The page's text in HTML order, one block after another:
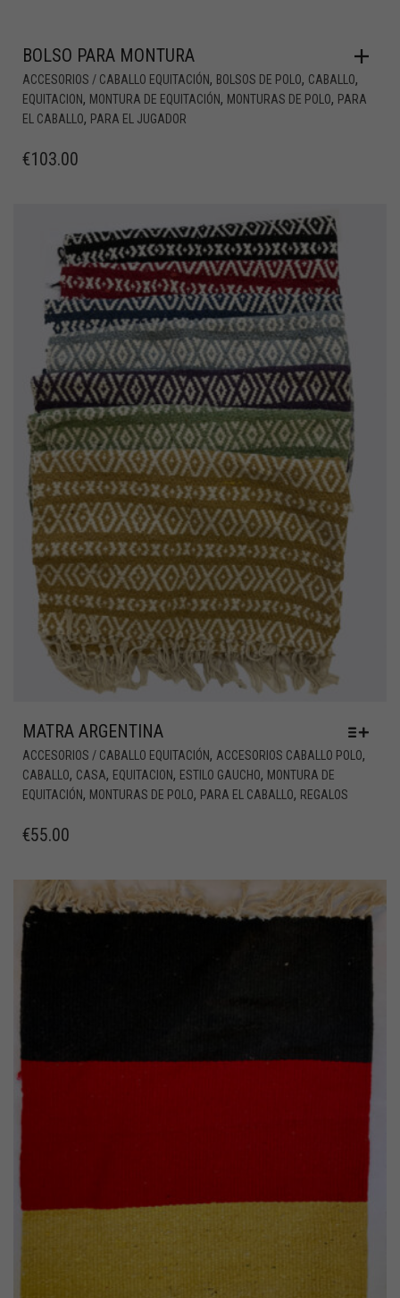
BOLSO PARA MONTURA
ACCESORIOS / CABALLO EQUITACIÓN, BOLSOS DE POLO, CABALLO,
EQUITACION, MONTURA DE EQUITACIÓN, MONTURAS DE POLO, PARA
EL CABALLO, PARA EL JUGADOR
€103.00
MATRA ARGENTINA
ACCESORIOS / CABALLO EQUITACIÓN, ACCESORIOS CABALLO POLO,
CABALLO, CASA, EQUITACION, ESTILO GAUCHO, MONTURA DE
EQUITACIÓN, MONTURAS DE POLO, PARA EL CABALLO, REGALOS
€55.00